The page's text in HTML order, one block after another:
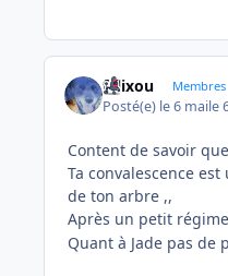
felixou Membres
Posté(e) le 6 maile
Content de savoir
Ta convalescence
de ton arbre ,,
Après un petit
Quant à Jade pas de